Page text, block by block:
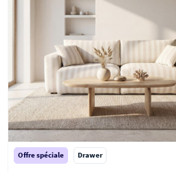
Offre spéciale Drawer